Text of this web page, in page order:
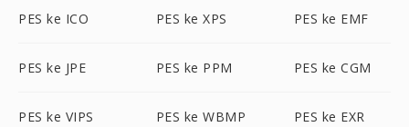
PES ke ICO PES ke XPS PES ke EMF
PES ke JPE PES ke PPM PES ke CGM
PES ke VIPS PES ke WBMP PES ke EXR